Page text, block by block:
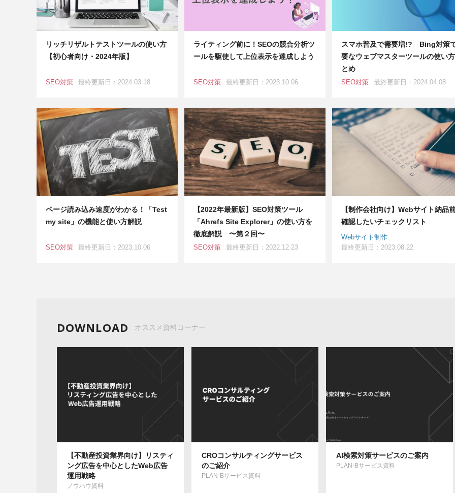
リッチリザルトテストツールの使い方
【初心者向け・2024年版】
SEO対策 最終更新日：2024.03.18
ライティング前に！SEOの競合分析ツ
ールを駆使して上位表示を達成しよう
SEO対策 最終更新日：2023.10.06
スマホ普及で需要増!? Bing対策
要なウェブマスターツールの使い
とめ
SEO対策 最終更新日：2024.04.08
ページ読み込み速度がわかる！「Test
my site」の機能と使い方解説
SEO対策 最終更新日：2023.10.06
【2022年最新版】SEO対策ツール
「Ahrefs Site Explorer」の使い方を
徹底解説 〜第２回〜
SEO対策 最終更新日：2022.12.23
【制作会社向け】Webサイト納品
確認したいチェックリスト
Webサイト制作
最終更新日：2023.08.22
DOWNLOAD オススメ資料コーナー
【不動産投資業界向け】リスティ
ング広告を中心としたWeb広告
運用戦略
ノウハウ資料
CROコンサルティングサービス
のご紹介
PLAN-Bサービス資料
AI検索対策サービスのご案内
PLAN-Bサービス資料